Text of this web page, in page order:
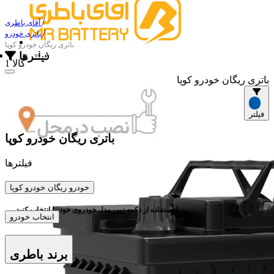
1 کالا
آقای باطری/
/
باتری ریگان خودرو کوپا
فیلترها
باتری ریگان خودرو کوپا
فیلتر
باتری ریگان خودرو کوپا
فیلترها
خودرو ریگان خودرو کوپا
با استفاده از دکمه زیر، مدل خودروی خود را انتخاب کنید.
انتخاب خودرو
برند باطری